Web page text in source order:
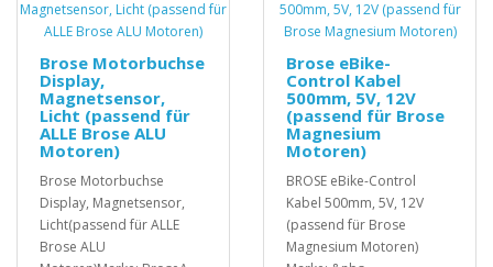
Brose Motorbuchse
Display,
Magnetsensor,
Licht (passend für
ALLE Brose ALU
Motoren)
Brose Motorbuchse
Display, Magnetsensor,
Licht(passend für ALLE
Brose ALU
Brose eBike-
Control Kabel
500mm, 5V, 12V
(passend für Brose
Magnesium
Motoren)
BROSE eBike-Control
Kabel 500mm, 5V, 12V
(passend für Brose
Magnesium Motoren)